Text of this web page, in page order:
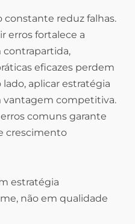
constante reduz falhas.
erros fortalece a
contrapartida,
eficazes perdem
aplicar estratégia
competitiva.
comuns garante
crescimento
estratégia
não em qualidade